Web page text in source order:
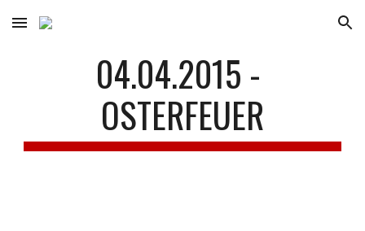
Skip to main content Skip to navigation
04.04.2015 -
OSTERFEUER